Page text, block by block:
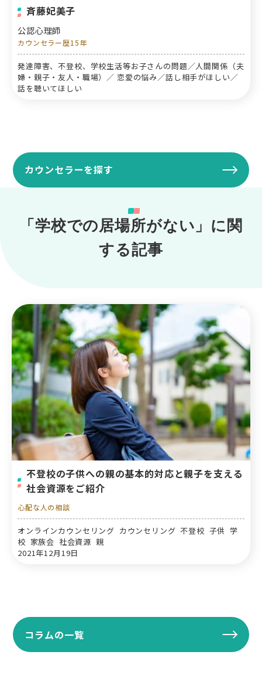
斉藤妃美子
公認心理師
カウンセラー歴15年
発達障害、不登校、学校生活等お子さんの問題／人間関係（夫
婦・親子・友人・職場）／ 恋愛の悩み／話し相手がほしい／
話を聴いてほしい
カウンセラーを探す
「学校での居場所がない」に関
する記事
不登校の子供への親の基本的対応と親子を支える
社会資源をご紹介
心配な人の相談
オンラインカウンセリング カウンセリング 不登校 子供 学
校 家族会 社会資源 親
2021年12月19日
コラムの一覧